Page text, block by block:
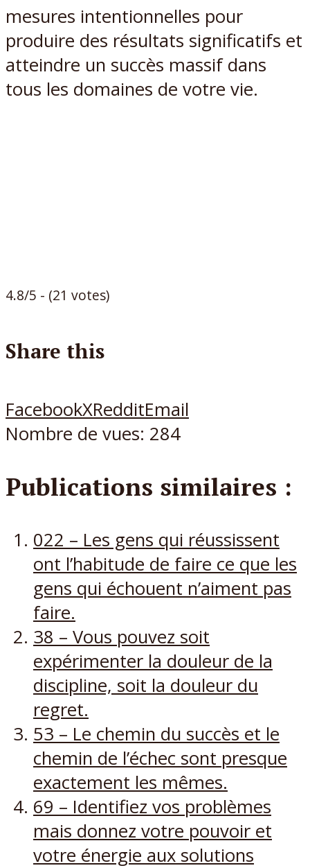
mesures intentionnelles pour
produire des résultats significatifs et
atteindre un succès massif dans
tous les domaines de votre vie.
4.8/5 - (21 votes)
Share this
FacebookXRedditEmail
Nombre de vues: 284
Publications similaires :
022 – Les gens qui réussissent
ont l’habitude de faire ce que les
gens qui échouent n’aiment pas
faire.
38 – Vous pouvez soit
expérimenter la douleur de la
discipline, soit la douleur du
regret.
53 – Le chemin du succès et le
chemin de l’échec sont presque
exactement les mêmes.
69 – Identifiez vos problèmes
mais donnez votre pouvoir et
votre énergie aux solutions